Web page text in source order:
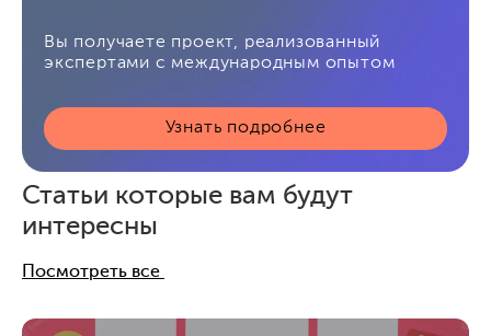
Вы получаете проект, реализованный
экспертами с международным опытом
Узнать подробнее
Статьи которые вам будут
интересны
Посмотреть все